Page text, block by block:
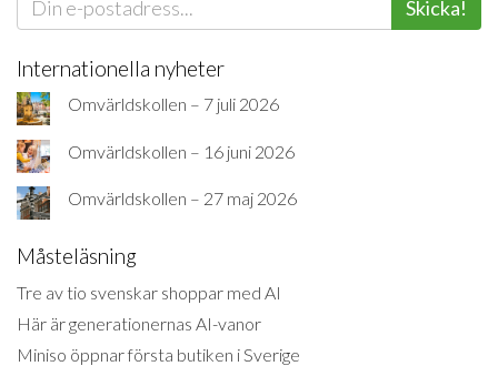
Skicka!
Internationella nyheter
Omvärldskollen – 7 juli 2026
Omvärldskollen – 16 juni 2026
Omvärldskollen – 27 maj 2026
Måsteläsning
Tre av tio svenskar shoppar med AI
Här är generationernas AI-vanor
Miniso öppnar första butiken i Sverige